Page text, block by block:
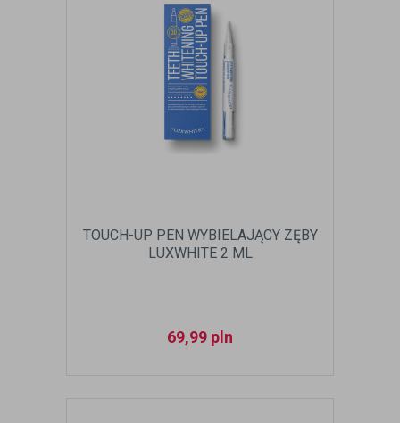
TOUCH-UP PEN WYBIELAJĄCY ZĘBY
LUXWHITE 2 ML
69,99 pln